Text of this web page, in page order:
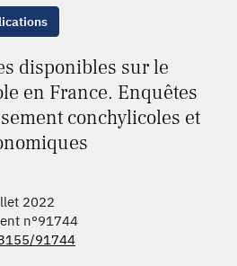
disponibles sur le
en France. Enquêtes
conchylicoles et
2022
n°91744
91744